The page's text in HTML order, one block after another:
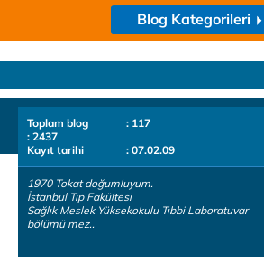
Blog Kategorileri
Toplam blog
: 117
: 2437
Kayıt tarihi
: 07.02.09
1970 Tokat doğumluyum.
İstanbul Tıp Fakültesi
Sağlık Meslek Yüksekokulu Tıbbi Laboratuvar
bölümü mez..